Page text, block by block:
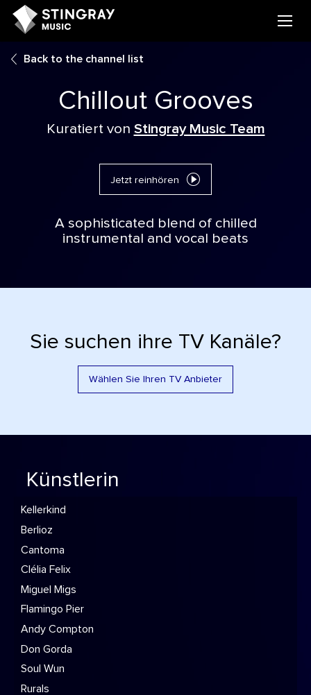
Back to the channel list
Chillout Grooves
Kuratiert von Stingray Music Team
Jetzt reinhören
A sophisticated blend of chilled
instrumental and vocal beats
Sie suchen ihre TV Kanäle?
Wählen Sie Ihren TV Anbieter
Künstlerin
Kellerkind
Berlioz
Cantoma
Clélia Felix
Miguel Migs
Flamingo Pier
Andy Compton
Don Gorda
Soul Wun
Rurals